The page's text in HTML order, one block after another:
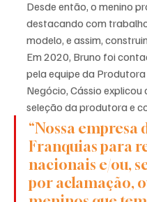
Desde então, o menino
destacando com
modelo, e assim,
Em 2020, Bruno foi
pela equipe da
Negócio, Cássio
seleção da produtora e
“Nossa empresa
Franquias para
nacionais e/ou,
por aclamação,